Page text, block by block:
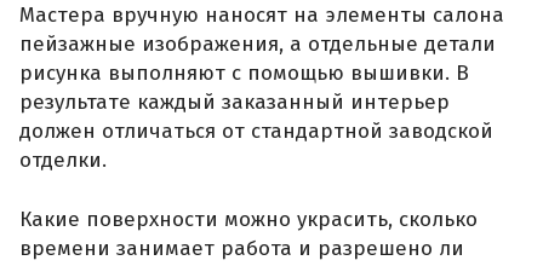
Мастера вручную наносят на элементы салона
пейзажные изображения, а отдельные детали
рисунка выполняют с помощью вышивки. В
результате каждый заказанный интерьер
должен отличаться от стандартной заводской
отделки.
Какие поверхности можно украсить, сколько
времени занимает работа и разрешено ли